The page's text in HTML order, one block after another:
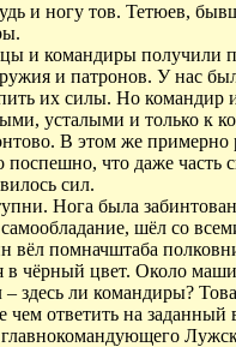
и ногу тов. Тетюев,
и командиры получили
и патронов. У нас
их силы. Но командир
усталыми и только к
В этом же
что даже часть
сил.
Нога была
шёл со
вёл помначштаба
чёрный цвет. Около
ли командиры?
ответить на